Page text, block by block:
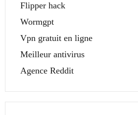
Flipper hack
Wormgpt
Vpn gratuit en ligne
Meilleur antivirus
Agence Reddit